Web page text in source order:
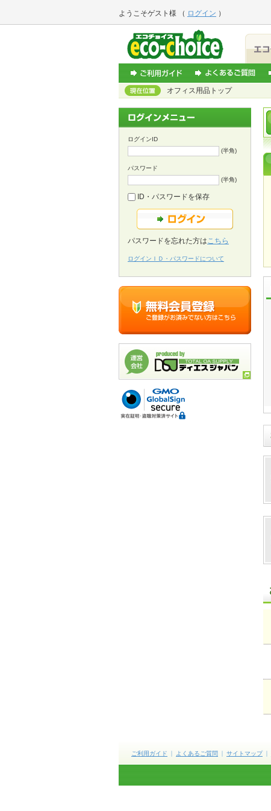
オフィス用品トップ
ログインID
(半角)
パスワード
(半角)
ID・パスワードを保存
パスワードを忘れた方はこちら
ログインＩＤ・パスワードについて
ご利用ガイド よくあるご質問 サイトマップ
ようこそゲスト様 （ ログイン ）